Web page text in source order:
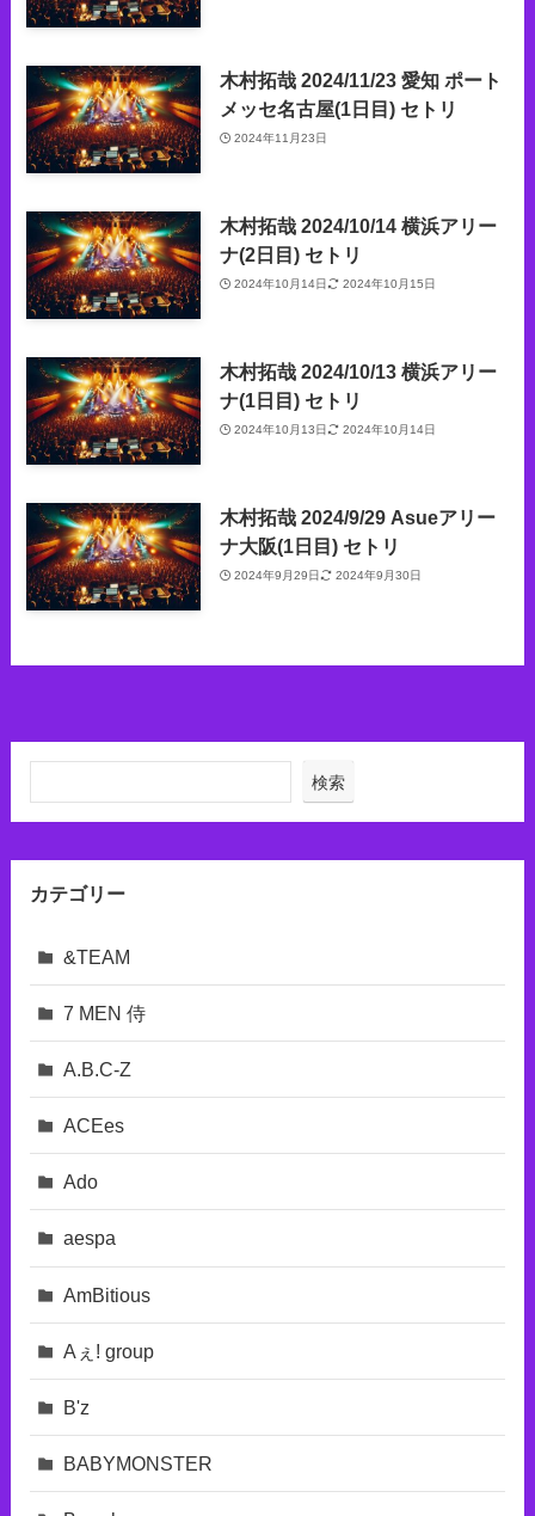
木村拓哉 2024/11/23 愛知 ポート
メッセ名古屋(1日目) セトリ
2024年11月23日
木村拓哉 2024/10/14 横浜アリー
ナ(2日目) セトリ
2024年10月14日 2024年10月15日
木村拓哉 2024/10/13 横浜アリー
ナ(1日目) セトリ
2024年10月13日 2024年10月14日
木村拓哉 2024/9/29 Asueアリー
ナ大阪(1日目) セトリ
2024年9月29日 2024年9月30日
検索
カテゴリー
&TEAM
7 MEN 侍
A.B.C-Z
ACEes
Ado
aespa
AmBitious
Aぇ! group
B'z
BABYMONSTER